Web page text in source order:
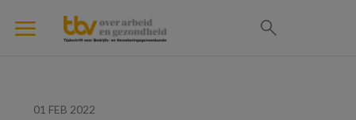
01 FEB 2022